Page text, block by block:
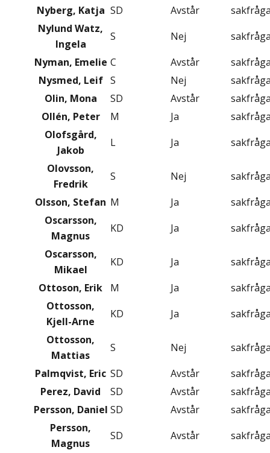
Nyberg, Katja SD Avstår
Nylund Watz,
Ingela
S Nej
Nyman, Emelie C Avstår
Nysmed, Leif S Nej
Olin, Mona
SD Avstår
Ollén, Peter
M Ja
Olofsgård,
Jakob
L Ja
Olovsson,
Fredrik
S Nej
Olsson, Stefan M Ja
Oscarsson,
Magnus
KD Ja
Oscarsson,
Mikael
KD Ja
Ottoson, Erik
M Ja
Ottosson,
Kjell-Arne
KD Ja
Ottosson,
Mattias
S Nej
Palmqvist, Eric SD Avstår
Perez, David
SD Avstår
Persson, Daniel SD Avstår
Persson,
Magnus
SD Avstår